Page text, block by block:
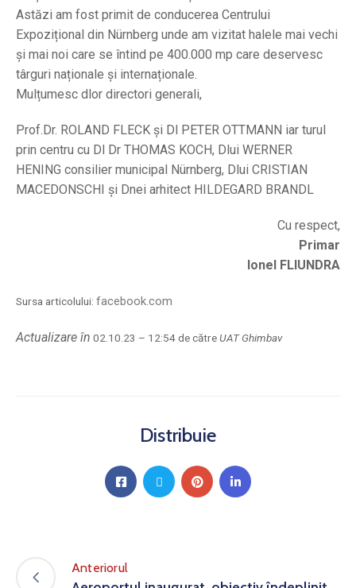
Astăzi am fost primit de conducerea Centrului
Expozițional din Nürnberg unde am vizitat halele mai vechi
și mai noi care se întind pe 400.000 mp care deservesc
târguri naționale și internaționale.
Mulțumesc dlor directori generali,
Prof.Dr. ROLAND FLECK și Dl PETER OTTMANN iar turul
prin centru cu Dl Dr THOMAS KOCH, Dlui WERNER
HENING consilier municipal Nürnberg, Dlui CRISTIAN
MACEDONSCHI și Dnei arhitect HILDEGARD BRANDL
Cu respect,
Primar
Ionel FLIUNDRA
Sursa articolului: facebook.com
Actualizare în 02.10.23 – 12:54 de cătreUAT Ghimbav
Distribuie
Anteriorul